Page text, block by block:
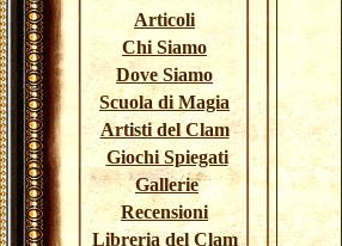
Articoli
Chi Siamo
Dove Siamo
Scuola di Magia
Artisti del Clam
Giochi Spiegati
Gallerie
Recensioni
Libreria del Clam